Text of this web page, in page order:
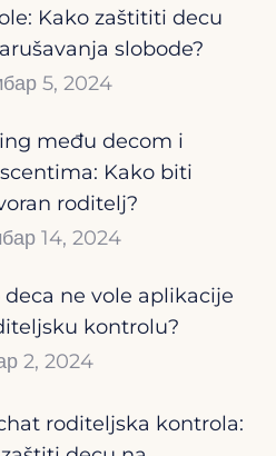
Kako zaštititi decu
slobode?
5, 2024
među decom i
Kako biti
roditelj?
14, 2024
deca ne vole aplikacije
kontrolu?
2, 2024
roditeljska kontrola: